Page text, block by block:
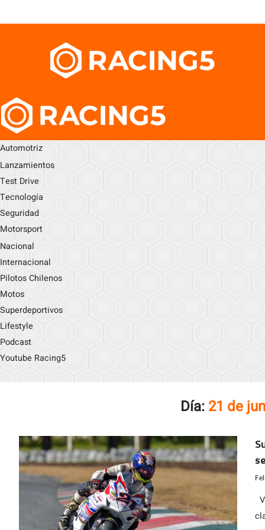
Automotriz
Lanzamientos
Test Drive
Tecnología
Seguridad
Motorsport
Nacional
Internacional
Pilotos Chilenos
Motos
Superdeportivos
Lifestyle
Podcast
Youtube Racing5
Día: 21 de